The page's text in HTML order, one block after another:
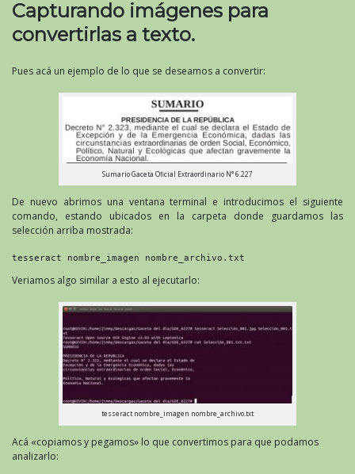
Capturando imágenes para
convertirlas a texto.
Pues acá un ejemplo de lo que se deseamos a convertir:
Sumario Gaceta Oficial Extraordinario N° 6.227
De nuevo abrimos una ventana terminal e introducimos el siguiente
comando, estando ubicados en la carpeta donde guardamos las
selección arriba mostrada:
tesseract nombre_imagen nombre_archivo.txt
Veriamos algo similar a esto al ejecutarlo:
tesseract nombre_imagen nombre_archivo.txt
Acá «copiamos y pegamos» lo que convertimos para que podamos
analizarlo: